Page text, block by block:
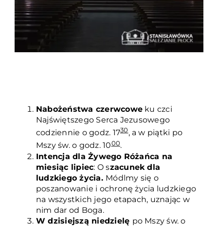
Oddanie 33
Nabożeństwa czerwcowe ku czci
Najświętszego Serca Jezusowego
codziennie o godz. 1730, a w piątki po
Mszy św. o godz. 1000.
Intencja dla Żywego Różańca na
miesiąc lipiec: O szacunek dla
ludzkiego życia. Módlmy się o
poszanowanie i ochronę życia ludzkiego
na wszystkich jego etapach, uznając w
nim dar od Boga.
W dzisiejszą niedzielę po Mszy św. o